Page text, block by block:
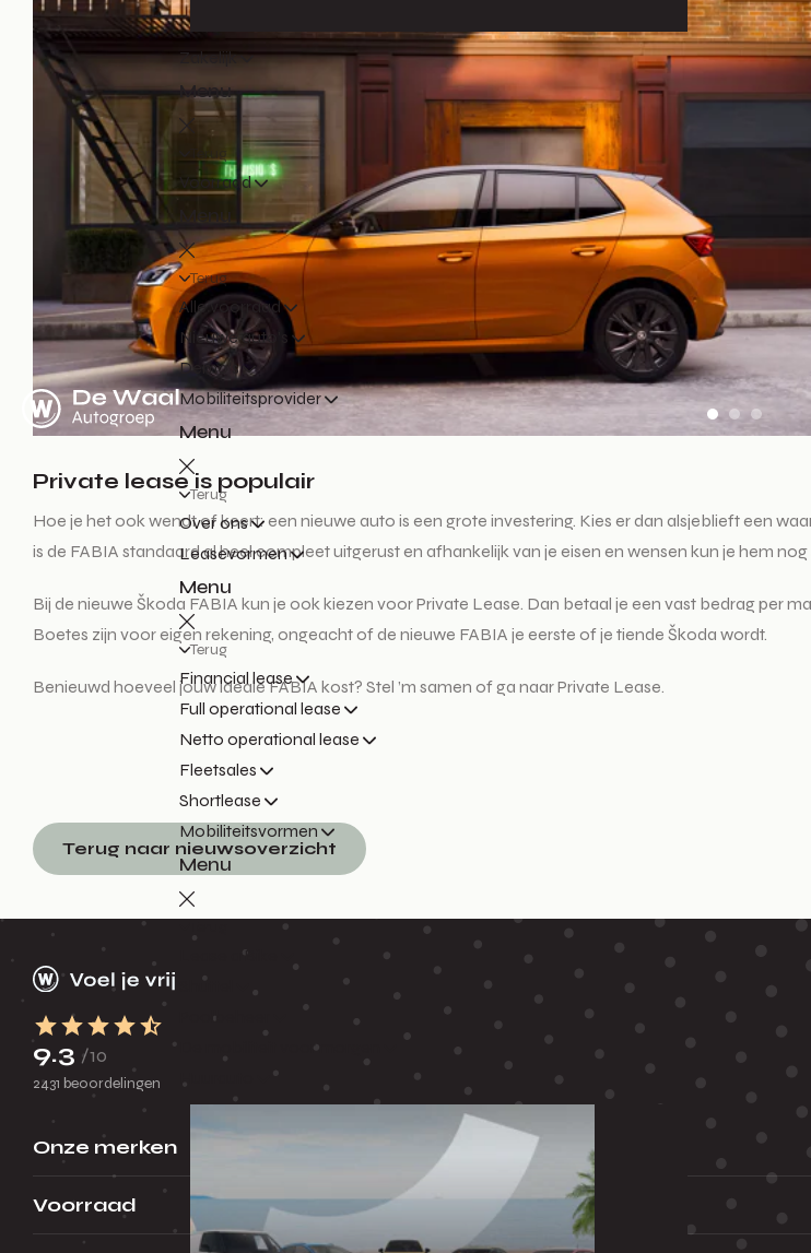
Zakelijk
Menu
Terug
Voorraad
Terug
Alle voorraad
Nieuwe auto's
Demo's
Mobiliteitsprovider
Menu
Terug
Over ons
Leasevormen
Menu
Terug
Financial lease
Full operational lease
Netto operational lease
Fleetsales
Shortlease
Mobiliteitsvormen
Menu
Private lease is populair
Hoe je het ook wendt of keert: een nieuwe auto is een grote investering. Kies er dan alsjeblieft een
is de FABIA standaard al heel compleet uitgerust en afhankelijk van je eisen en wensen kun je hem
Bij de nieuwe Škoda FABIA kun je ook kiezen voor Private Lease. Dan betaal je een vast bedrag per
Boetes zijn voor eigen rekening, ongeacht of de nieuwe FABIA je eerste of je tiende Škoda wordt.
Benieuwd hoeveel jouw ideale FABIA kost? Stel ’m samen of ga naar Private Lease.
Terug naar nieuwsoverzicht
9.3 /10
2431 beoordelingen
Onze merken
Voorraad